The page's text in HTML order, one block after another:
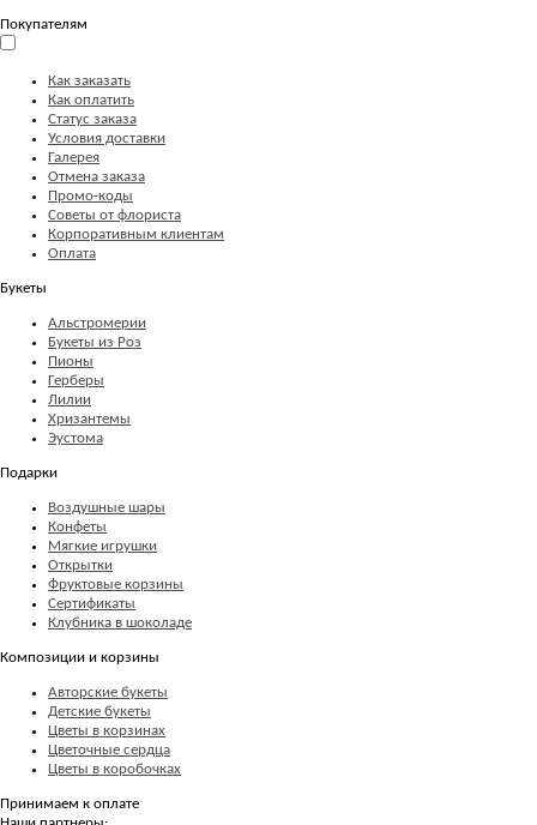
Покупателям
Как заказать
Как оплатить
Статус заказа
Условия доставки
Галерея
Отмена заказа
Промо-коды
Советы от флориста
Корпоративным клиентам
Оплата
Букеты
Альстромерии
Букеты из Роз
Пионы
Герберы
Лилии
Хризантемы
Эустома
Подарки
Воздушные шары
Конфеты
Мягкие игрушки
Открытки
Фруктовые корзины
Сертификаты
Клубника в шоколаде
Композиции и корзины
Авторские букеты
Детские букеты
Цветы в корзинах
Цветочные сердца
Цветы в коробочках
Принимаем к оплате